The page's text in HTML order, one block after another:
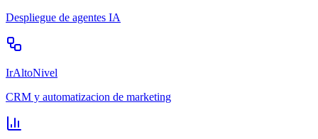
Despliegue de agentes IA
IrAltoNivel
CRM y automatizacion de marketing